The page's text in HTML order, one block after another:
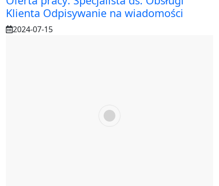
Klienta Odpisywanie na wiadomości
2024-07-15